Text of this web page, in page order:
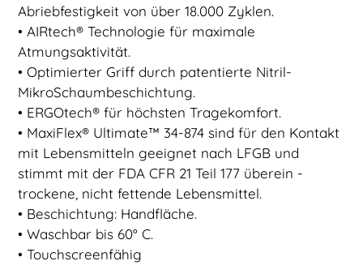
Abriebfestigkeit von über 18.000 Zyklen.
• AIRtech® Technologie für maximale
Atmungsaktivität.
• Optimierter Griff durch patentierte Nitril-
MikroSchaumbeschichtung.
• ERGOtech® für höchsten Tragekomfort.
• MaxiFlex® Ultimate™ 34-874 sind für den Kontakt
mit Lebensmitteln geeignet nach LFGB und
stimmt mit der FDA CFR 21 Teil 177 überein -
trockene, nicht fettende Lebensmittel.
• Beschichtung: Handfläche.
• Waschbar bis 60° C.
• Touchscreenfähig